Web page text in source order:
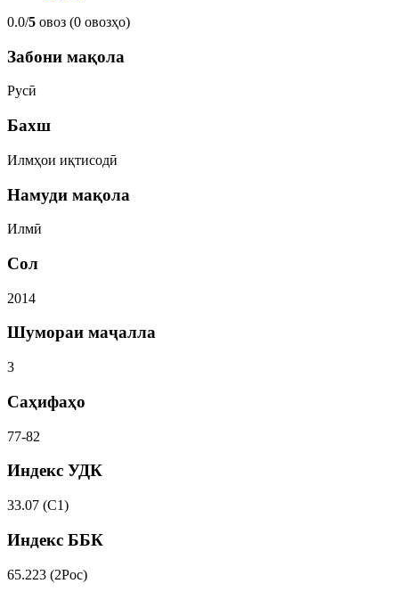
0.0/5 овоз (0 овозҳо)
Забони мақола
Русӣ
Бахш
Илмҳои иқтисодӣ
Намуди мақола
Илмӣ
Сол
2014
Шумораи маҷалла
3
Саҳифаҳо
77-82
Индекс УДК
33.07 (С1)
Индекс ББК
65.223 (2Рос)